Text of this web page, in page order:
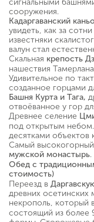
сооружения.
Кадаргаванский
увидеть, как за
известняки
валун стал
Скальная крепость
нашествия
Удивительное по
созданное горцами
Башня Курта и Тага,
отвоёванное у гор
Древнее селение
под открытым небом.
десятками объектов
Самый
мужской монастырь.
Обед с
стоимость)
Переезд в
древних осетинских
некрополь, который
состоящий из более